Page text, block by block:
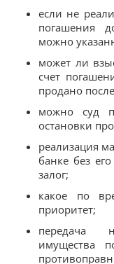
если не
погашения
можно
может ли
счет
продано
можно суд
остановки
реализация
банке без
залог;
какое по
приоритет;
передача
имущества